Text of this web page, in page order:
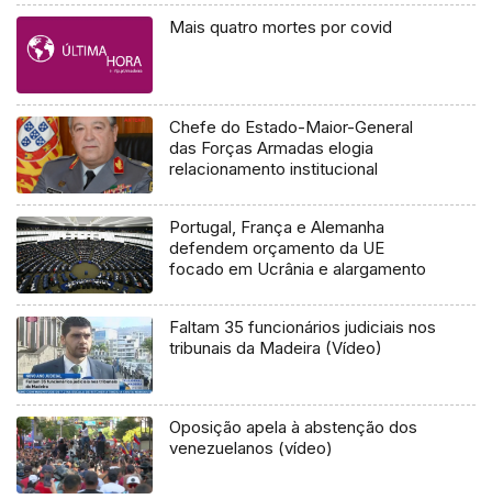
Mais quatro mortes por covid
Chefe do Estado-Maior-General
das Forças Armadas elogia
relacionamento institucional
Portugal, França e Alemanha
defendem orçamento da UE
focado em Ucrânia e alargamento
Faltam 35 funcionários judiciais nos
tribunais da Madeira (Vídeo)
Oposição apela à abstenção dos
venezuelanos (vídeo)